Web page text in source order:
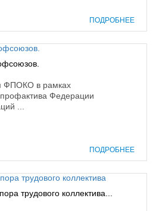
ПОДРОБНЕЕ
ФПОКО в рамках
Федерации
...
ПОДРОБНЕЕ
трудового коллектива...